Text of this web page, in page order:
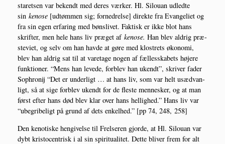
sta­ret­sen var bekendt med deres vær­ker. Hl. Silou­an udled­te
sin keno­se [udtøm­men sig; for­ned­rel­se] direk­te fra Evan­ge­li­et og
fra sin egen erfa­ring med bøns­li­vet. Fak­tisk er ikke blot hans
skrif­ter, men hele hans liv præ­get af keno­se. Han blev aldrig præ­
ste­vi­et, og selv om han hav­de at gøre med klo­strets øko­no­mi,
blev han aldrig sat til at vare­ta­ge nogen af fæl­les­ska­bets høje­re
funk­tio­ner. “Mens han leve­de, for­blev han ukendt”, skri­ver fader
Sop­hro­nij “Det er under­ligt … at hans liv, som var helt usæd­van­
ligt, så at sige for­blev ukendt for de fle­ste men­ne­sker, og at man
først efter hans død blev klar over hans hel­lig­hed.” Hans liv var
“ube­gri­be­ligt på grund af dets enkel­hed.” [pp 74, 248, 258]
Den keno­ti­ske hen­gi­vel­se til Frel­se­ren gjor­de, at Hl. Silou­an var
dybt kri­sto­cen­trisk i al sin spi­ri­tu­a­li­tet. Det­te bli­ver frem for alt